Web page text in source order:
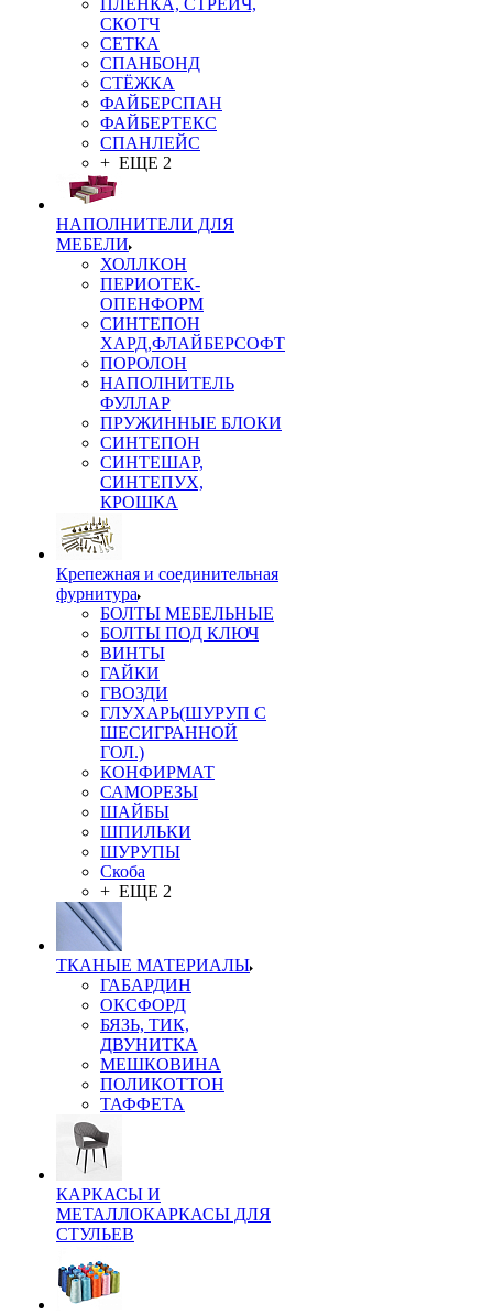
ПЛЁНКА, СТРЕЙЧ,
СКОТЧ
СЕТКА
СПАНБОНД
СТЁЖКА
ФАЙБЕРСПАН
ФАЙБЕРТЕКС
СПАНЛЕЙС
+ ЕЩЕ 2
НАПОЛНИТЕЛИ ДЛЯ
МЕБЕЛИ
ХОЛЛКОН
ПЕРИОТЕК-
ОПЕНФОРМ
СИНТЕПОН
ХАРД,ФЛАЙБЕРСОФТ
ПОРОЛОН
НАПОЛНИТЕЛЬ
ФУЛЛАР
ПРУЖИННЫЕ БЛОКИ
СИНТЕПОН
СИНТЕШАР,
СИНТЕПУХ,
КРОШКА
Крепежная и соединительная
фурнитура
БОЛТЫ МЕБЕЛЬНЫЕ
БОЛТЫ ПОД КЛЮЧ
ВИНТЫ
ГАЙКИ
ГВОЗДИ
ГЛУХАРЬ(ШУРУП С
ШЕСИГРАННОЙ
ГОЛ.)
КОНФИРМАТ
САМОРЕЗЫ
ШАЙБЫ
ШПИЛЬКИ
ШУРУПЫ
Скоба
+ ЕЩЕ 2
ТКАНЫЕ МАТЕРИАЛЫ
ГАБАРДИН
ОКСФОРД
БЯЗЬ, ТИК,
ДВУНИТКА
МЕШКОВИНА
ПОЛИКОТТОН
ТАФФЕТА
КАРКАСЫ И
МЕТАЛЛОКАРКАСЫ ДЛЯ
СТУЛЬЕВ